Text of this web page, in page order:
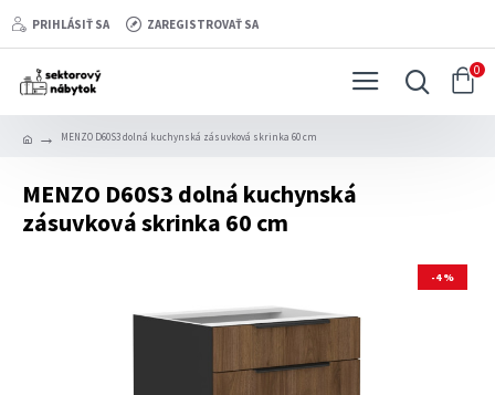
PRIHLÁSIŤ SA ZAREGISTROVAŤ SA
0
MENZO D60S3 dolná kuchynská zásuvková skrinka 60 cm
MENZO D60S3 dolná kuchynská
zásuvková skrinka 60 cm
-4 %